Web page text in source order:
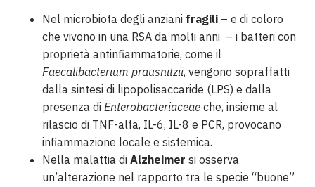
Nel microbiota degli anziani fragili – e di coloro
che vivono in una RSA da molti anni – i batteri con
proprietà antinfiammatorie, come il
Faecalibacterium prausnitzii, vengono sopraffatti
dalla sintesi di lipopolisaccaride (LPS) e dalla
presenza di Enterobacteriaceae che, insieme al
rilascio di TNF-alfa, IL-6, IL-8 e PCR, provocano
infiammazione locale e sistemica.
Nella malattia di Alzheimer si osserva
un’alterazione nel rapporto tra le specie “buone”